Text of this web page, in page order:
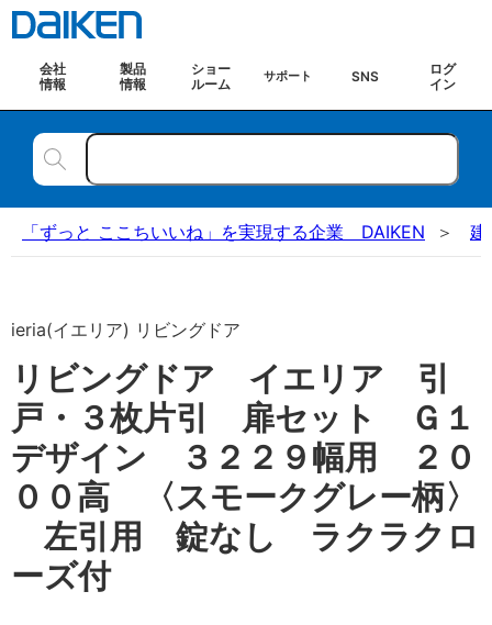
会社
情報
製品
情報
ショー
ルーム
サポート SNS
ログ
イン
「ずっと ここちいいね」を実現する企業 DAIKEN 建
ieria(イエリア) リビングドア
リビングドア イエリア 引
戸・３枚片引 扉セット Ｇ１
デザイン ３２２９幅用 ２０
００高 〈スモークグレー柄〉
左引用 錠なし ラクラクロ
ーズ付